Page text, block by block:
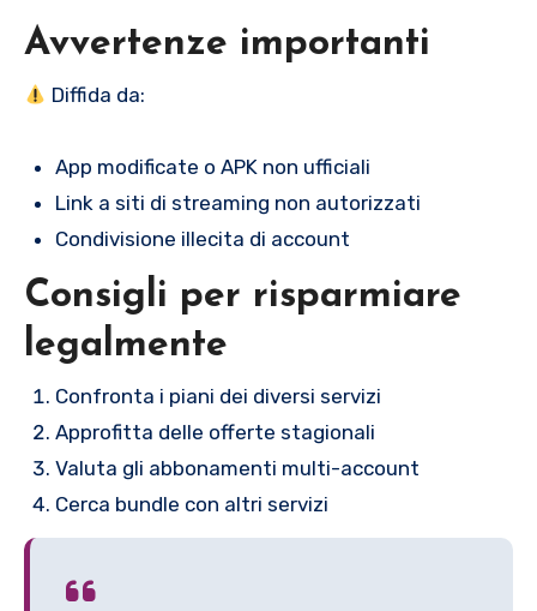
Avvertenze importanti
Diffida da:
App modificate o APK non ufficiali
Link a siti di streaming non autorizzati
Condivisione illecita di account
Consigli per risparmiare
legalmente
Confronta i piani dei diversi servizi
Approfitta delle offerte stagionali
Valuta gli abbonamenti multi-account
Cerca bundle con altri servizi